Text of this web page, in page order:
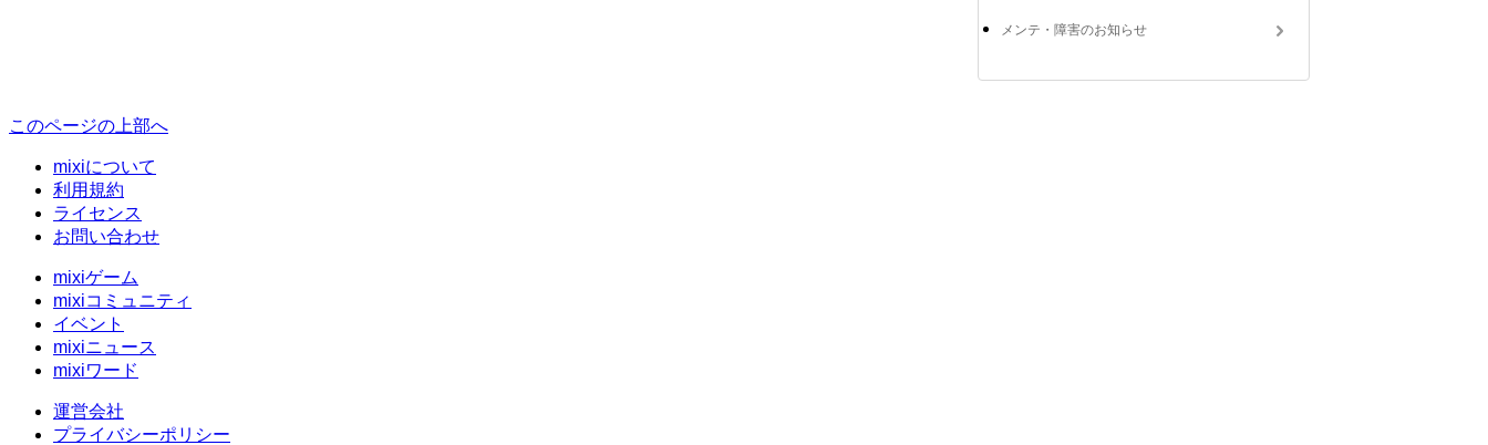
メンテ・障害のお知らせ
このページの上部へ
mixiについて
利用規約
ライセンス
お問い合わせ
mixiゲーム
mixiコミュニティ
イベント
mixiニュース
mixiワード
運営会社
プライバシーポリシー